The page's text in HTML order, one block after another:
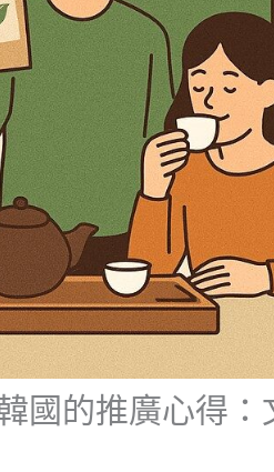
國的推廣心得